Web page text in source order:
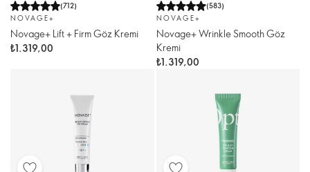
(712)
NOVAGE+
Novage+ Lift + Firm Göz Kremi
₺1.319,00
(583)
NOVAGE+
Novage+ Wrinkle Smooth Göz
Kremi
₺1.319,00